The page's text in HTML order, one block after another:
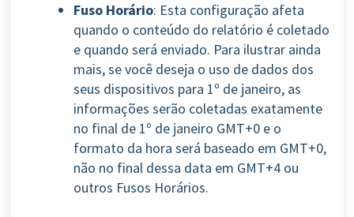
Fuso Horário: Esta configuração afeta
quando o conteúdo do relatório é coletado
e quando será enviado. Para ilustrar ainda
mais, se você deseja o uso de dados dos
seus dispositivos para 1º de janeiro, as
informações serão coletadas exatamente
no final de 1º de janeiro GMT+0 e o
formato da hora será baseado em GMT+0,
não no final dessa data em GMT+4 ou
outros Fusos Horários.